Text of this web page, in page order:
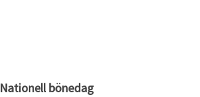
Nationell bönedag